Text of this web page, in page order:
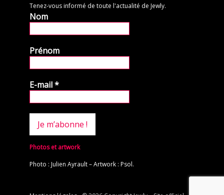
Tenez-vous informé de toute l'actualité de Jewly.
Nom
Prénom
E-mail*
Photos et artwork
Photo : Julien Ayrault – Artwork : Psol.